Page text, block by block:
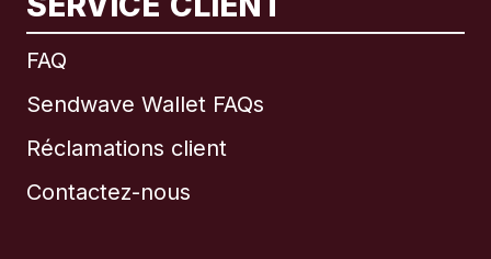
FAQ
Sendwave Wallet FAQs
Réclamations client
Contactez-nous
International English
Brésil